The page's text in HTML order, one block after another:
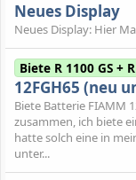
Neues Display
Neues Display: Hier
Biete R 1100 GS +
12FGH65 (neu
Biete Batterie FIAMM
zusammen, ich biete
hatte solch eine in
unter...